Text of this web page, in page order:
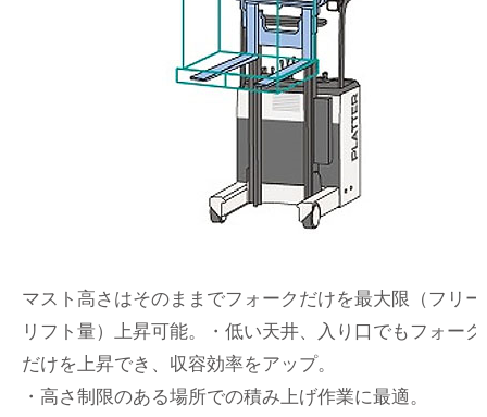
マスト高さはそのままでフォークだけを最大限（フリー
リフト量）上昇可能。・低い天井、入り口でもフォーク
だけを上昇でき、収容効率をアップ。
・高さ制限のある場所での積み上げ作業に最適。